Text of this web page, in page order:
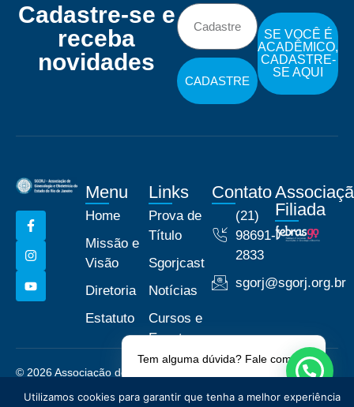
Cadastre-se e
receba
novidades
CADASTRE
SE VOCÊ É
ACADÊMICO,
CADASTRE-
SE AQUI
Menu
Home
Missão e
Visão
Diretoria
Estatuto
Links
Prova de
Título
Sgorjcast
Notícias
Cursos e
Eventos
Contato
(21)
98691-
2833
sgorj@sgorj.org.br
Filiada
© 2026 Associação de
Políticas de Privacidade
Utilizamos cookies para garantir que tenha a melhor experiência
Tem alguma dúvida? Fale comigo!